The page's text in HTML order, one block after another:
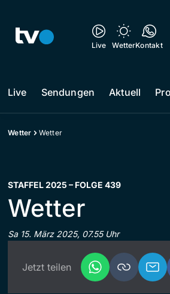
Live WetterKontakt
Live Sendungen Aktuell
Wetter Wetter
STAFFEL 2025 – FOLGE 439
Wetter
Sa 15. März 2025, 07.55 Uhr
Jetzt teilen